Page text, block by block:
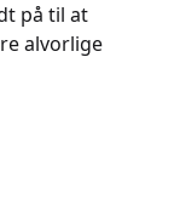
på til at
alvorlige